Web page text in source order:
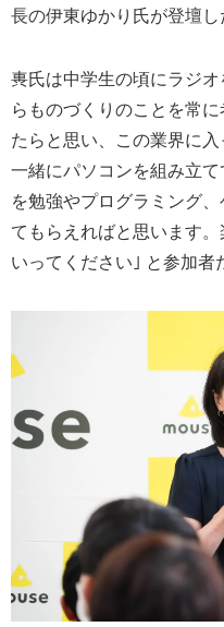
長の伊東ゆかり氏が登壇し
軣氏は中学生の頃にラジ
らものづくりのことを常
たらと思い、この業界に
一緒にパソコンを組み立
を勉強やプログラミング
てもらえればと思います
いってください｣ と参加者